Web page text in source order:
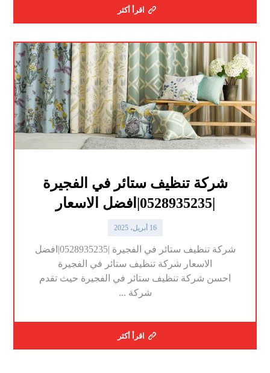
اقرأ أكثر
شركة تنظيف ستائر في الفجيرة
|0528935235|افضل الاسعار
16 أبريل، 2025
شركة تنظيف ستائر في الفجيرة |0528935235|افضل
الاسعار شركة تنظيف ستائر في الفجيرة
احسن شركة تنظيف ستائر في الفجيرة حيث تقدم
شركة ...
اقرأ أكثر